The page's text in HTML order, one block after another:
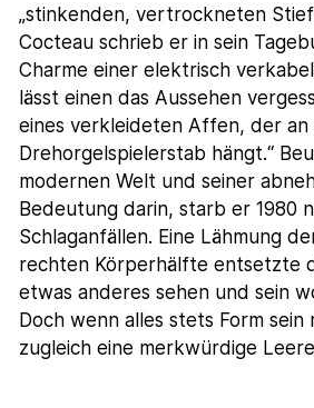
„stinkenden, vertrockneten
Cocteau schrieb er in sein
Charme einer elektrisch
lässt einen das Aussehen
eines verkleideten Affen, der an
Drehorgelspielerstab hängt.“
modernen Welt und seiner
Bedeutung darin, starb er 1980
Schlaganfällen. Eine Lähmung
rechten Körperhälfte entsetzte
etwas anderes sehen und sein
Doch wenn alles stets Form sein
zugleich eine merkwürdige